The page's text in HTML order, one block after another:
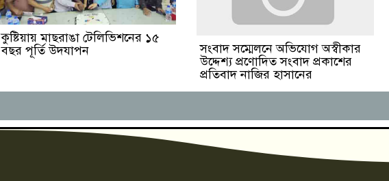
কুষ্টিয়ায় মাছরাঙা টেলিভিশনের ১৫
বছর পূর্তি উদযাপন
সংবাদ সম্মেলনে অভিযোগ অস্বীকার
উদ্দেশ্য প্রণোদিত সংবাদ প্রকাশের
প্রতিবাদ নাজির হাসানের